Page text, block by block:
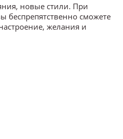
новые стили. При
беспрепятственно сможете
желания и